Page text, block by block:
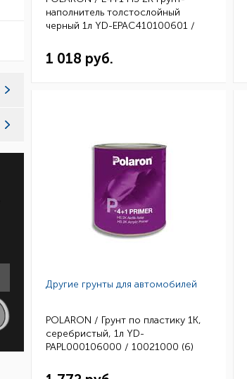
наполнитель толстослойный
черный 1л YD-EPAC410100601 /
1 018 руб.
Другие грунты для автомобилей
POLARON / Грунт по пластику 1К,
серебристый, 1л YD-
PAPL000106000 / 10021000 (6)